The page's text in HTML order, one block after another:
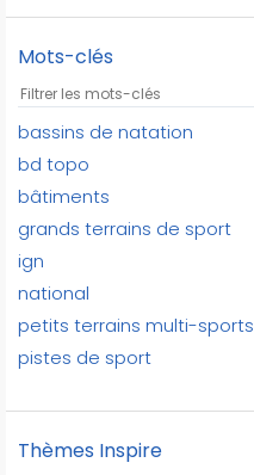
Mots-clés
bassins de natation
bd topo
bâtiments
grands terrains de sport
ign
national
petits terrains multi-sports
pistes de sport
terrains de sport
Thèmes Inspire